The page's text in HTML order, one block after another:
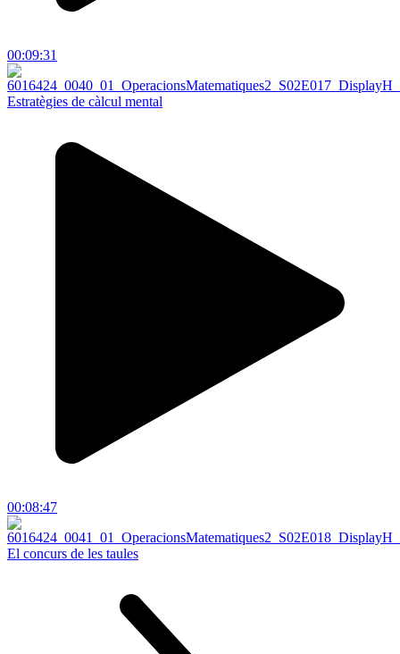
00:09:31
Estratègies de càlcul mental
00:08:47
El concurs de les taules